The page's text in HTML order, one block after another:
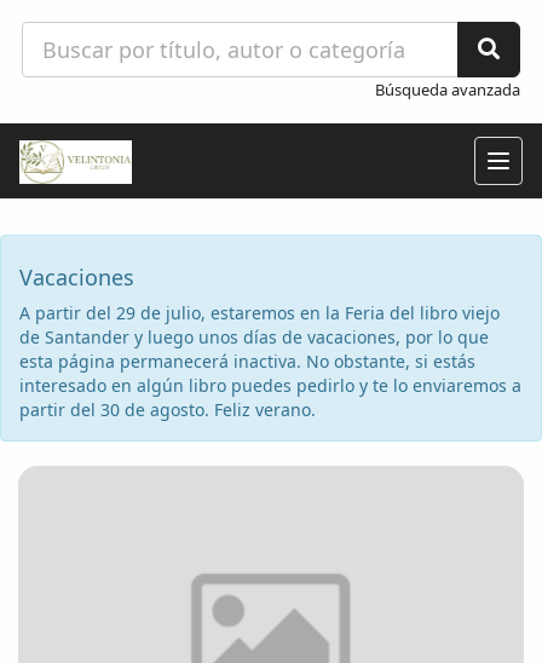
Búsqueda avanzada
Vacaciones
A partir del 29 de julio, estaremos en la Feria del libro viejo
de Santander y luego unos días de vacaciones, por lo que
esta página permanecerá inactiva. No obstante, si estás
interesado en algún libro puedes pedirlo y te lo enviaremos a
partir del 30 de agosto. Feliz verano.